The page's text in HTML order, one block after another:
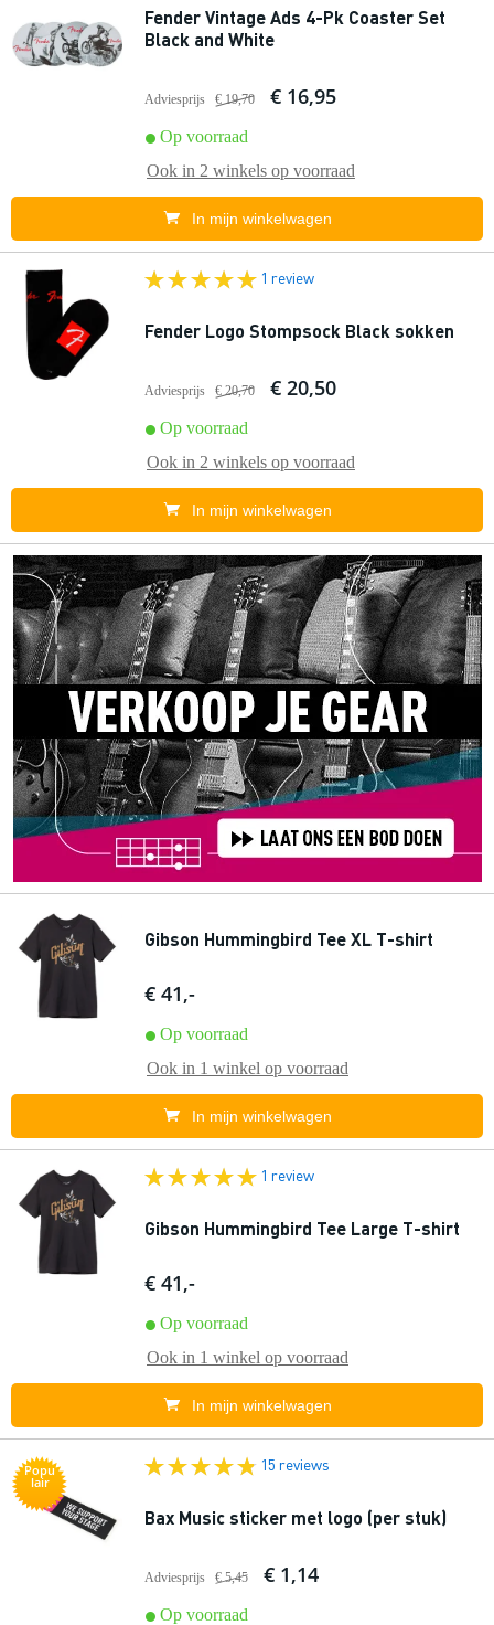
Fender Vintage Ads 4-Pk Coaster Set
Black and White
Adviesprijs € 19,70 € 16,95
Op voorraad
Ook in 2 winkels op voorraad
In mijn winkelwagen
1 review
Fender Logo Stompsock Black sokken
Adviesprijs € 20,70 € 20,50
Op voorraad
Ook in 2 winkels op voorraad
In mijn winkelwagen
Gibson Hummingbird Tee XL T-shirt
€ 41,-
Op voorraad
Ook in 1 winkel op voorraad
In mijn winkelwagen
1 review
Gibson Hummingbird Tee Large T-shirt
€ 41,-
Op voorraad
Ook in 1 winkel op voorraad
In mijn winkelwagen
Popu
lair
15 reviews
Bax Music sticker met logo (per stuk)
Adviesprijs € 5,45 € 1,14
Op voorraad